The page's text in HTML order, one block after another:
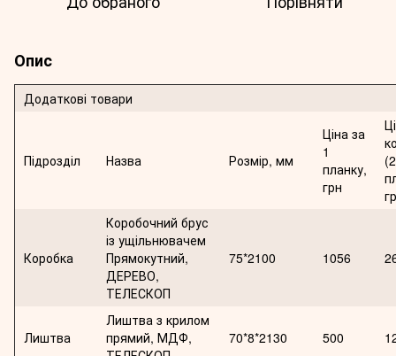
Опис
Додаткові товари
Підрозділ Назва Розмір, мм
Ціна за
1
планку,
грн
Коробка
Коробочний брус
із ущільнювачем
Прямокутний,
ДЕРЕВО,
ТЕЛЕСКОП
75*2100 1056
Лиштва
Лиштва з крилом
прямий, МДФ,
70*8*2130 500